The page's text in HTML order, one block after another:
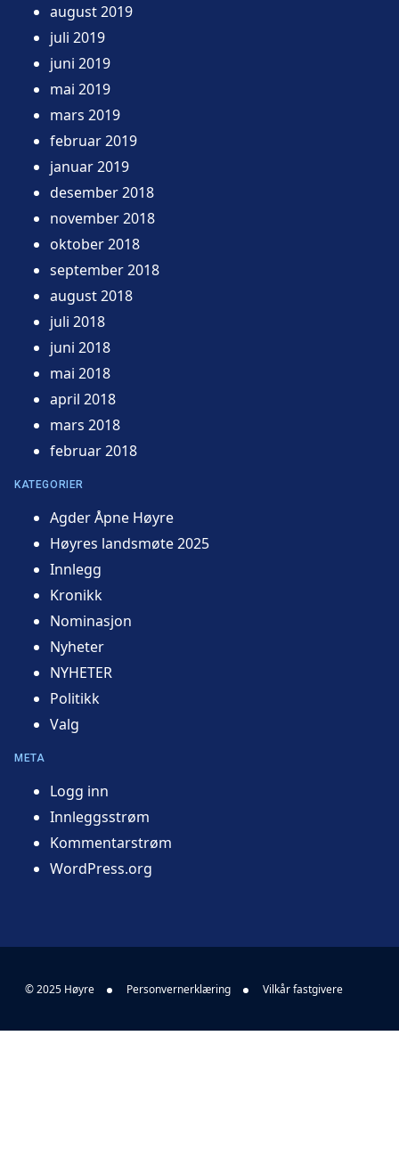
august 2019
juli 2019
juni 2019
mai 2019
mars 2019
februar 2019
januar 2019
desember 2018
november 2018
oktober 2018
september 2018
august 2018
juli 2018
juni 2018
mai 2018
april 2018
mars 2018
februar 2018
KATEGORIER
Agder Åpne Høyre
Høyres landsmøte 2025
Innlegg
Kronikk
Nominasjon
Nyheter
NYHETER
Politikk
Valg
META
Logg inn
Innleggsstrøm
Kommentarstrøm
WordPress.org
© 2025 Høyre Personvernerklæring Vilkår fastgivere